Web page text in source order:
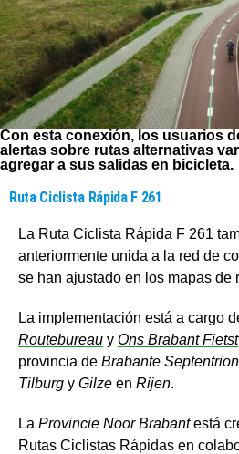
Con esta conexión, los usuarios
alertas sobre rutas alternativas
agregar a sus salidas en bicicleta.
Ruta Ciclista Rápida F 261
La Ruta Ciclista Rápida F 261
anteriormente unida a la red de
se han ajustado en los mapas de
La implementación está a cargo
Routebureau y Ons Brabant Fietst
provincia de Brabante
Tilburg y Gilze en Rijen.
La Provincie Noor Brabantestá
Rutas Ciclistas Rápidas en